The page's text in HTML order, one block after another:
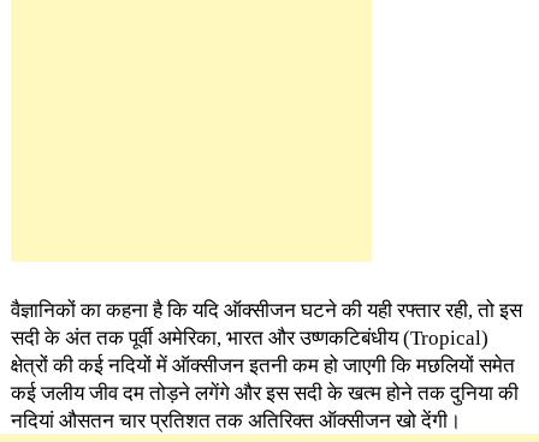
वैज्ञानिकों का कहना है कि यदि ऑक्सीजन घटने की यही रफ्तार रही, तो इस
सदी के अंत तक पूर्वी अमेरिका, भारत और उष्णकटिबंधीय (Tropical)
क्षेत्रों की कई नदियों में ऑक्सीजन इतनी कम हो जाएगी कि मछलियों समेत
कई जलीय जीव दम तोड़ने लगेंगे और इस सदी के खत्म होने तक दुनिया की
नदियां औसतन चार प्रतिशत तक अतिरिक्त ऑक्सीजन खो देंगी।